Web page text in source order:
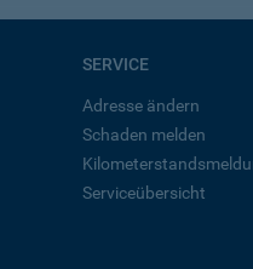
SERVICE
Adresse ändern
Schaden melden
Serviceübersicht